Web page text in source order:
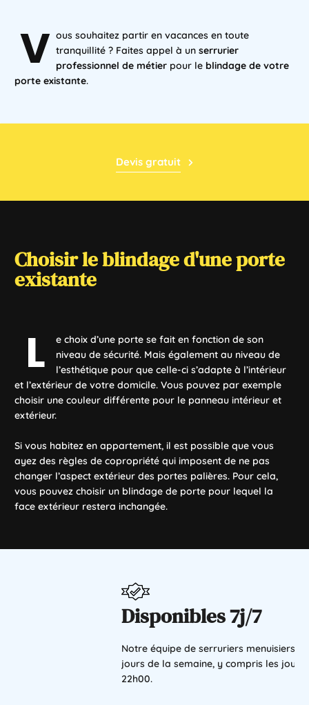
V ous souhaitez partir en vacances en toute
tranquillité ? Faites appel à un serrurier
professionnel de métier pour le blindage de votre
porte existante.
Devis gratuit
Choisirleblindaged'uneporte
existante
L
e choix d’une porte se fait en fonction de son
niveau de sécurité. Mais également au niveau de
l’esthétique pour que celle-ci s’adapte à l’intérieur
et l’extérieur de votre domicile. Vous pouvez par exemple
choisir une couleur différente pour le panneau intérieur et
extérieur.
Si vous habitez en appartement, il est possible que vous
ayez des règles de copropriété qui imposent de ne pas
changer l’aspect extérieur des portes palières. Pour cela,
vous pouvez choisir un blindage de porte pour lequel la
face extérieur restera inchangée.
Disponibles 7j/7
Notre équipe de serruriers menuisiers est disponible tous les
jours de la semaine, y compris les jours fériés, de 06h00 à